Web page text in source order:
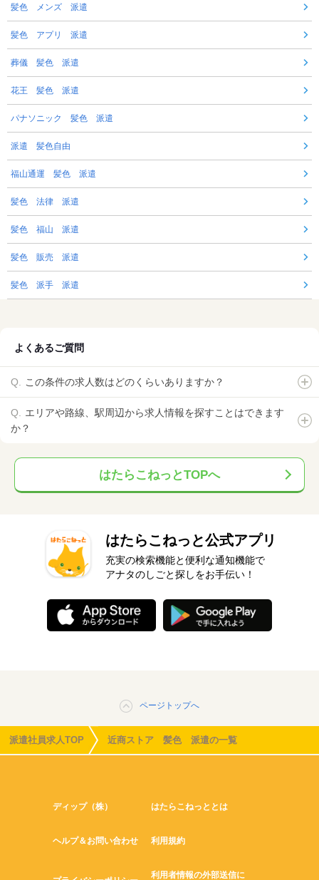
髪色 メンズ 派遣
髪色 アプリ 派遣
葬儀 髪色 派遣
花王 髪色 派遣
パナソニック 髪色 派遣
派遣 髪色自由
福山通運 髪色 派遣
髪色 法律 派遣
髪色 福山 派遣
髪色 販売 派遣
髪色 派手 派遣
よくあるご質問
この条件の求人数はどのくらいありますか？
エリアや路線、駅周辺から求人情報を探すことはできます
か？
はたらこねっとTOPへ
はたらこねっと公式アプリ
充実の検索機能と便利な通知機能で
アナタのしごと探しをお手伝い！
ページトップへ
派遣社員求人TOP 近商ストア 髪色 派遣の一覧
ディップ（株） はたらこねっととは
ヘルプ＆お問い合わせ 利用規約
利用者情報の外部送信に